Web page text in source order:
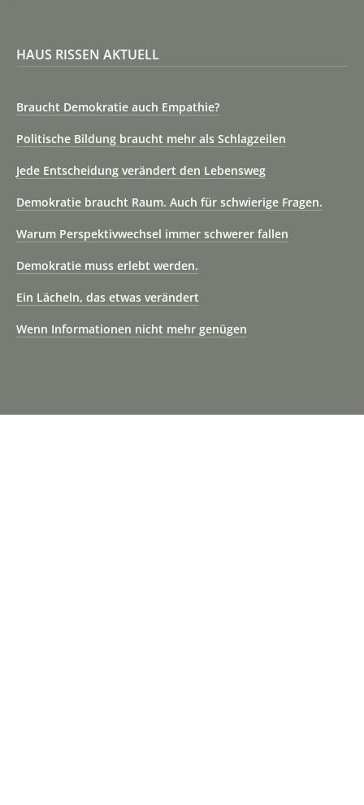
HAUS RISSEN AKTUELL
Braucht Demokratie auch Empathie?
Politische Bildung braucht mehr als Schlagzeilen
Jede Entscheidung verändert den Lebensweg
Demokratie braucht Raum. Auch für schwierige Fragen.
Warum Perspektivwechsel immer schwerer fallen
Demokratie muss erlebt werden.
Ein Lächeln, das etwas verändert
Wenn Informationen nicht mehr genügen